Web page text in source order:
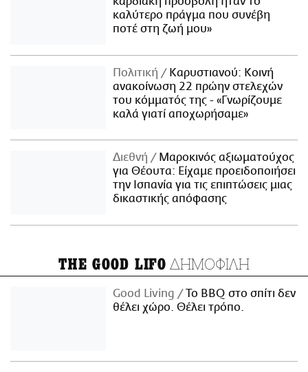
καλύτερο πράγμα που συνέβη
ποτέ στη ζωή μου»
Πολιτική
Καρυστιανού: Κοινή
ανακοίνωση 22 πρώην στελεχών
του κόμματός της - «Γνωρίζουμε
καλά γιατί αποχωρήσαμε»
Διεθνή
Μαροκινός αξιωματούχος
για Θέουτα: Είχαμε προειδοποιήσει
την Ισπανία για τις επιπτώσεις μιας
δικαστικής απόφασης
THE GOOD LIFO ΔΗΜΟΦΙΛΗ
Good Living
Το BBQ στο σπίτι δεν
θέλει χώρο. Θέλει τρόπο.